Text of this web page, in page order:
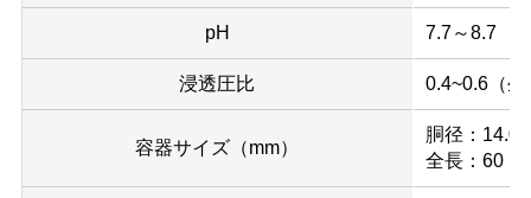
pH 7.7～8.7
浸透圧比 0.4~0.6（
容器サイズ（mm）
胴径：14.0
全長：60